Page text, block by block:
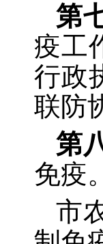
第
疫工
行政
联防
第
免疫。
市